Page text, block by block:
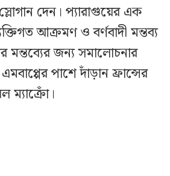
স্লোগান দেন। প্যারাগুয়ের এক
আক্রমণ ও বর্ণবাদী মন্তব্য
মন্তব্যের জন্য সমালোচনার
পাশে দাঁড়ান ফ্রান্সের
ম্যাক্রোঁ।